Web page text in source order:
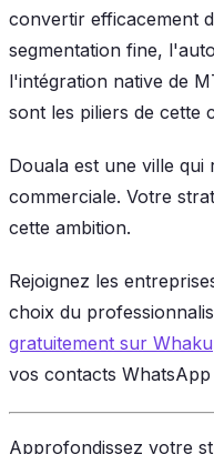
convertir efficacement
segmentation fine,
l'intégration native de
sont les piliers de cette
Douala est une ville
commerciale. Votre
cette ambition.
Rejoignez les
choix du
gratuitement sur
vos contacts
Approfondissez votre